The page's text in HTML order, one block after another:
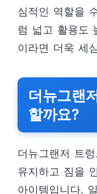
심적인 역할을
럼 넓고 활용도
이라면 더욱 세
더뉴그랜
할까요?
더뉴그랜저 트
유지하고 짐을
아이템입니다.